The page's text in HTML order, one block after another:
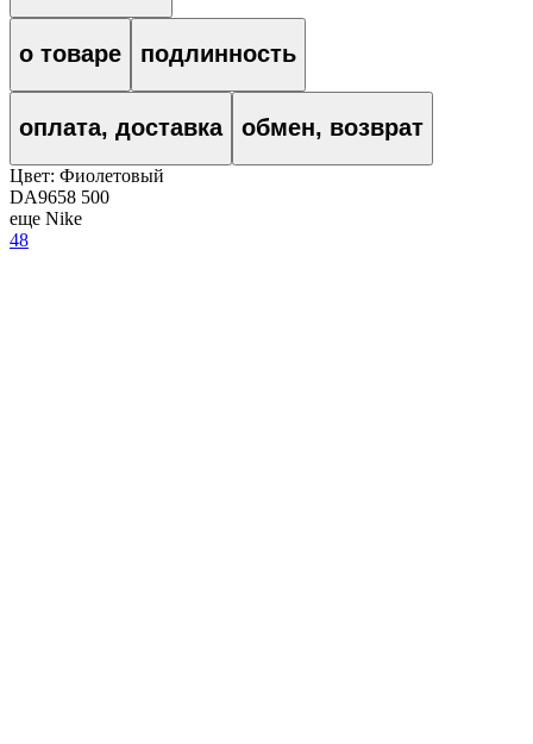
о товаре подлинность
оплата, доставка обмен, возврат
Цвет: Фиолетовый
DA9658 500
еще Nike
48